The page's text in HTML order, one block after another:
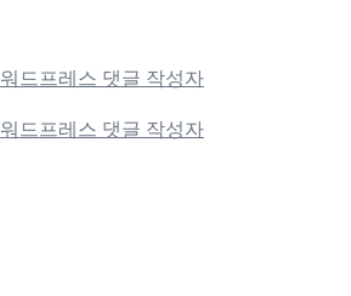
워드프레스 댓글 작성자
워드프레스 댓글 작성자